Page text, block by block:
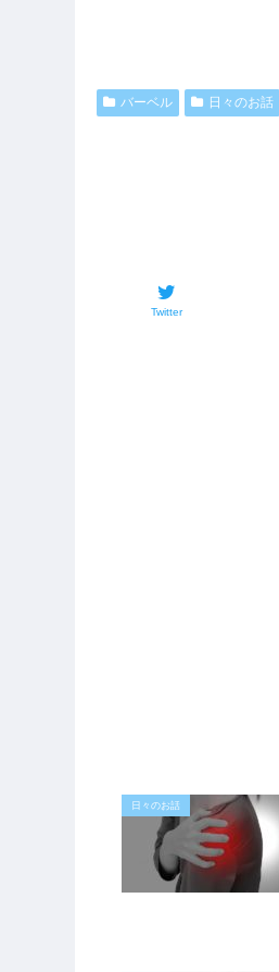
バーベル 日々のお話
Twitter
日々のお話